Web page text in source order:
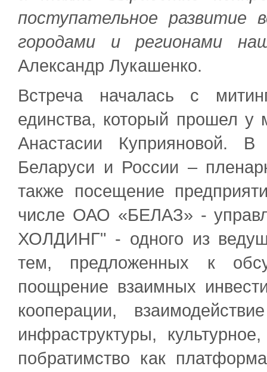
поступательное развитие
городами и регионами
Александр Лукашенко.
Встреча началась с
единства, который прошел у
Анастасии Куприяновой.
Беларуси и России –
также посещение
числе ОАО «БЕЛАЗ» -
ХОЛДИНГ" - одного из
тем, предложенных к
поощрение взаимных
кооперации,
инфраструктуры,
побратимство как